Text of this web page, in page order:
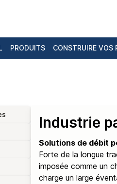
PRODUITS CONSTRUIRE VOS
Industrie
Solutions de débit
Forte de la longue
imposée comme un
charge un large